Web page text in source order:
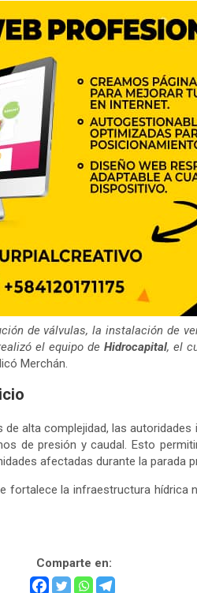
de válvulas, la instalación de
el equipo de Hidrocapital, el
Merchán.
alta complejidad, las
de presión y caudal. Esto
afectadas durante la parada
fortalece la infraestructura hídrica
Comparte en: